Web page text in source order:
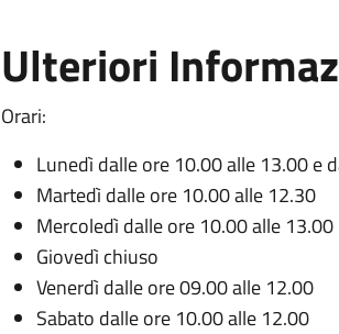
Ulteriori
Orari:
Lunedì dalle ore 10.00 alle 13.00 e
Martedì dalle ore 10.00 alle 12.30
Mercoledì dalle ore 10.00 alle 13.00
Giovedì chiuso
Venerdì dalle ore 09.00 alle 12.00
Sabato dalle ore 10.00 alle 12.00